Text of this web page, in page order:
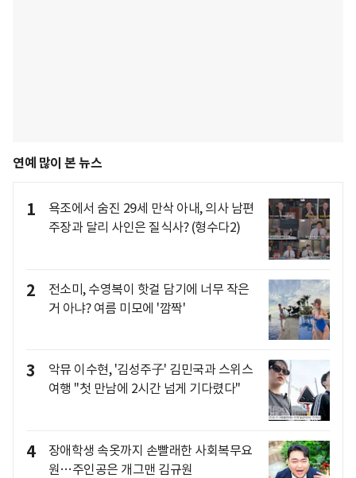
연예 많이 본 뉴스
1
욕조에서 숨진 29세 만삭 아내, 의사 남편
주장과 달리 사인은 질식사? (형수다2)
2
전소미, 수영복이 핫걸 담기에 너무 작은
거 아냐? 여름 미모에 '깜짝'
3
악뮤 이수현, '김성주子' 김민국과 스위스
여행 "첫 만남에 2시간 넘게 기다렸다"
4
장애학생 속옷까지 손빨래한 사회복무요
원…주인공은 개그맨 김규원